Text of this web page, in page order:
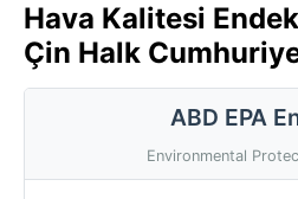
Hava Kalitesi
Çin Halk
ABD EPA
Environmental